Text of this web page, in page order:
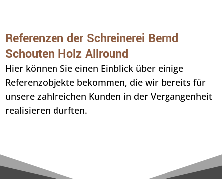
Referenzen der Schreinerei Bernd
Schouten Holz Allround
Hier können Sie einen Einblick über einige
Referenzobjekte bekommen, die wir bereits für
unsere zahlreichen Kunden in der Vergangenheit
realisieren durften.